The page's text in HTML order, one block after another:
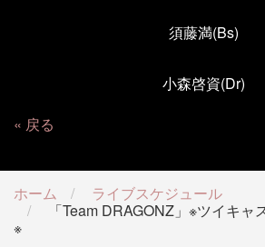
須藤満(Bs)
小森啓資(Dr)
戻る
ホーム
ライブスケジュール
「Team DRAGONZ」※ツイキャ
※